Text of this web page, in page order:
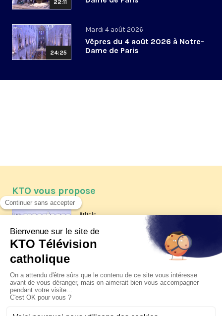
22:11
24:25
Mardi 4 août 2026
Vêpres du 4 août 2026 à Notre-
Dame de Paris
KTO vous propose
Article
Les reportages d'été 2026 de KTO
La visite pastorale du pape Léon
XIV à Assise à suivre sur KTO le
jeudi 6 août